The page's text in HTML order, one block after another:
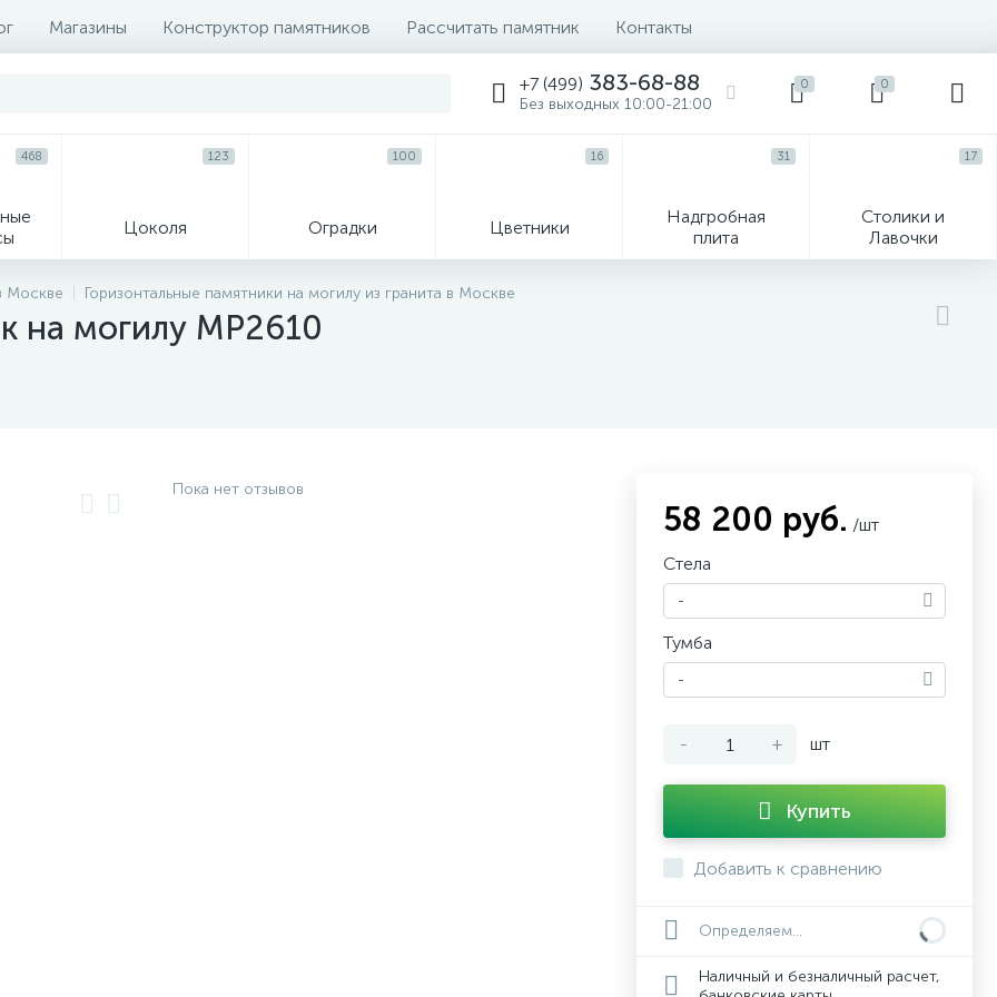
Магазины Конструктор памятников Рассчитать памятник Контакты
+7 (499) 383-68-88
Без выходных 10:00-21:00
0 0
468
Цоколя
123
Оградки
100
Цветники
16
Надгробная
плита
31
Столики и
Лавочки
17
Москве Горизонтальные памятники на могилу из гранита в Москве
на могилу MP2610
Пока нет отзывов
58 200 руб. /шт
Стела
-
Тумба
-
- + шт
Купить
Добавить к сравнению
Определяем...
Наличный и безналичный расчет,